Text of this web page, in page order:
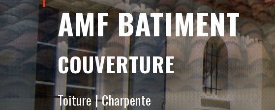
AMF BATIMENT
COUVERTURE
Toiture | Charpente